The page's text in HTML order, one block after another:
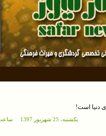
دنیا است!
يکشنبه، 25 شهريور 1397 ساعت: 09:01